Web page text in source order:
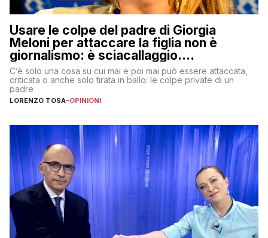
Usare le colpe del padre di Giorgia
Meloni per attaccare la figlia non è
giornalismo: è sciacallaggio.
Dimostriamo di essere diversi
C’è solo una cosa su cui mai e poi mai può essere attaccata,
criticata o anche solo tirata in ballo: le colpe private di un
padre
LORENZO TOSA-OPINIONI